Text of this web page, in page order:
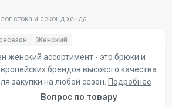
стока и секонд-хенда
Женский
женский ассортимент - это брюки и
брендов высокого качества.
закупки на любой сезон. Подробнее
Вопрос по товару